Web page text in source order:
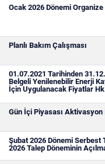
Ocak 2026 Dönemi
Planlı Bakım Çalışması
01.07.2021 Tarihinden
Belgeli Yenilenebilir Enerji
İçin Uygulanacak Fiyatlar
Gün İçi Piyasası Aktivasyon
Şubat 2026 Dönemi Serbest
2026 Talep Döneminin